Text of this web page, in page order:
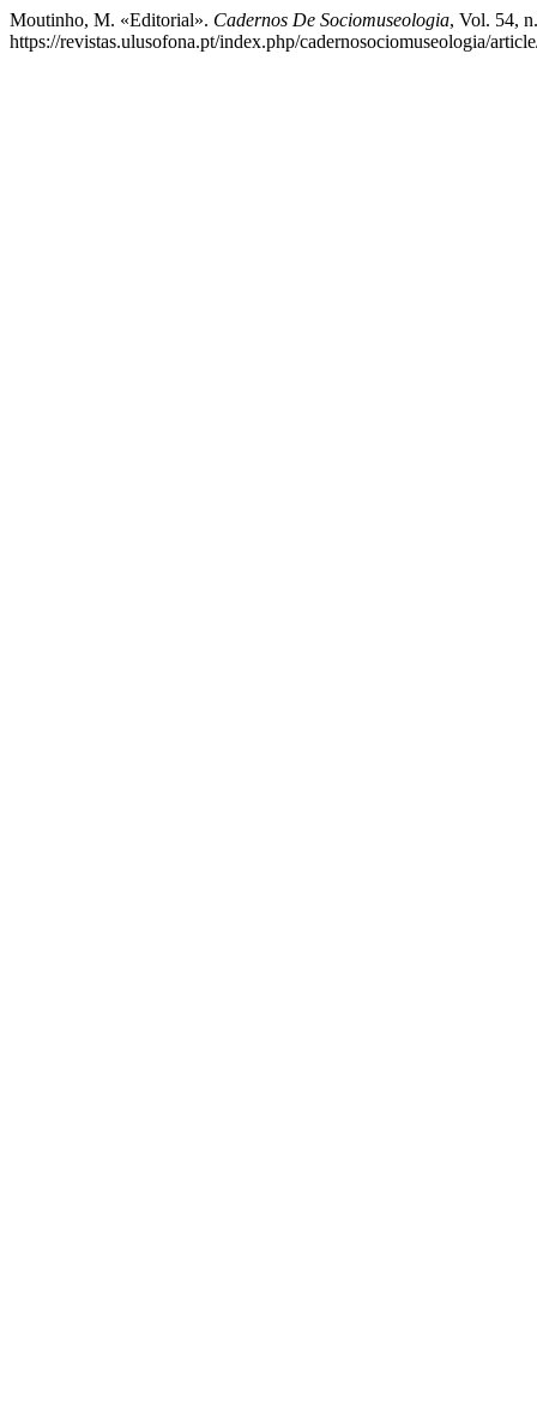
Moutinho, M. «Editorial». Cadernos De Sociomuseologia, Vol. 54,
https://revistas.ulusofona.pt/index.php/cadernosociomuseologia/